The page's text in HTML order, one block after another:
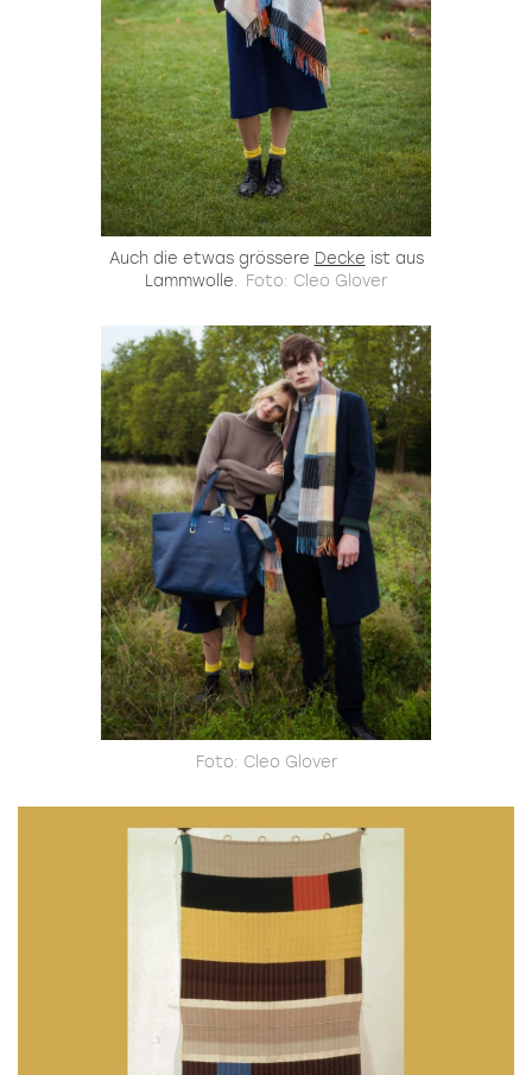
Auch die etwas grössere Decke ist aus
Lammwolle. Foto: Cleo Glover
Foto: Cleo Glover